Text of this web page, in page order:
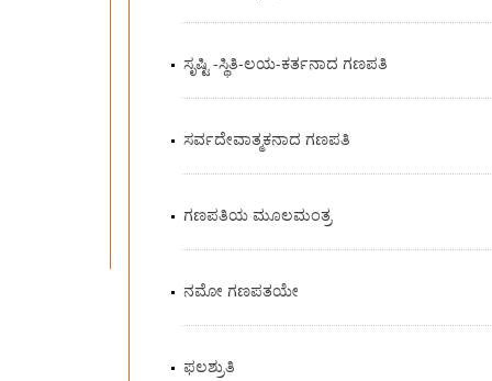
ಸೃಷ್ಟಿ -ಸ್ಥಿತಿ-ಲಯ-ಕರ್ತನಾದ ಗಣಪತಿ
ಸರ್ವದೇವಾತ್ಮಕನಾದ ಗಣಪತಿ
ಗಣಪತಿಯ ಮೂಲಮಂತ್ರ
ನಮೋ ಗಣಪತಯೇ
ಫಲಶ್ರುತಿ